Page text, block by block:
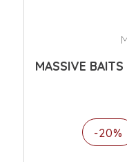
MASSIVE
-20%